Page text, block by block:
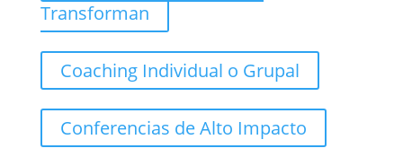
Transforman
Coaching Individual o Grupal
Conferencias de Alto Impacto